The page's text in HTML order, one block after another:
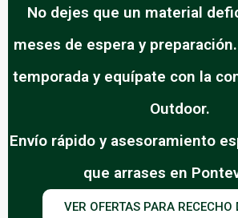
No dejes que un material
meses de espera y
temporada y equípate con la
Outdoor.
Envío rápido y asesoramiento
que arrases en
VER OFERTAS PARA RECECHO